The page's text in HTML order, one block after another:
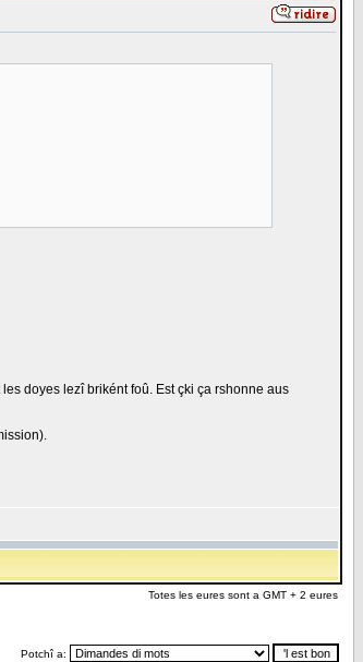
doyes lezî briként foû. Est çki ça rshonne aus
Totes les eures sont a GMT + 2 eures
Potchî a: